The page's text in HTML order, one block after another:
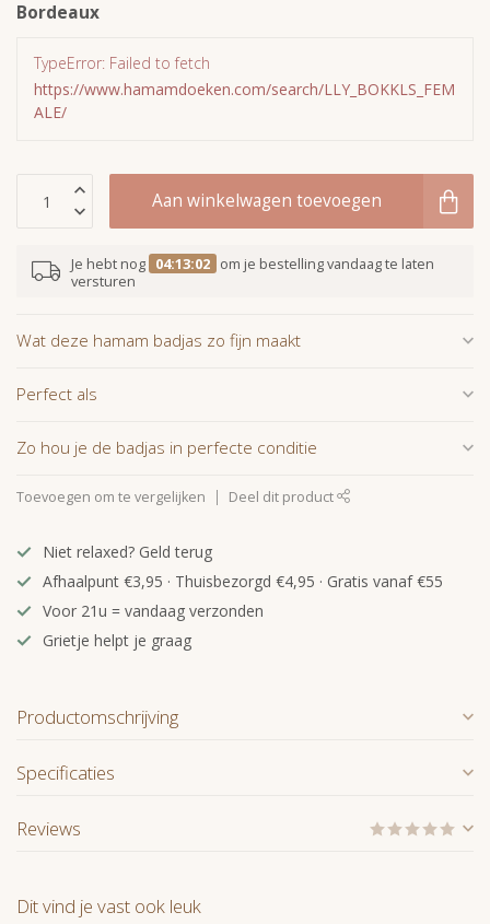
Bordeaux
TypeError: Failed to fetch
https://www.hamamdoeken.com/search/LLY_BOKKLS_FEM
ALE/
Aan winkelwagen toevoegen
Je hebt nog 04:13:02 om je bestelling vandaag te laten
versturen
Wat deze hamam badjas zo fijn maakt
Perfect als
Zo hou je de badjas in perfecte conditie
Toevoegen om te vergelijken Deel dit product
Niet relaxed? Geld terug
Afhaalpunt €3,95 · Thuisbezorgd €4,95 · Gratis vanaf €55
Voor 21u = vandaag verzonden
Grietje helpt je graag
Productomschrijving
Specificaties
Reviews
Dit vind je vast ook leuk